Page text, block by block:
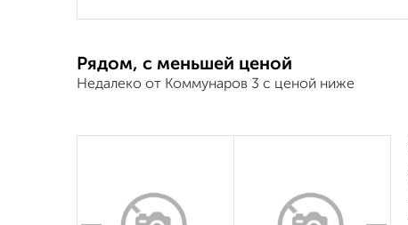
Рядом, с меньшей ценой
Недалеко от Коммунаров 3 с ценой ниже